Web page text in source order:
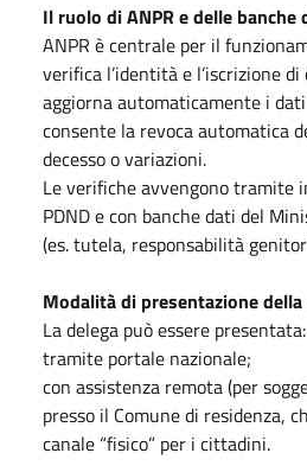
Il ruolo di ANPR e delle banche
ANPR è centrale per il
verifica l’identità e l’iscrizione
aggiorna automaticamente i
consente la revoca automatica
decesso o variazioni.
Le verifiche avvengono tramite
PDND e con banche dati del
(es. tutela, responsabilità
Modalità di presentazione della
La delega può essere presentata:
tramite portale nazionale;
con assistenza remota (per
presso il Comune di residenza,
canale “fisico” per i cittadini.